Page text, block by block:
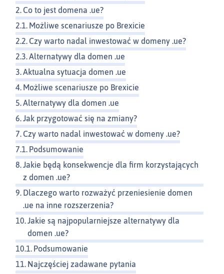
Co to jest domena .ue?
Możliwe scenariusze po Brexicie
Czy warto nadal inwestować w domeny .ue?
Alternatywy dla domen .ue
Aktualna sytuacja domen .ue
Możliwe scenariusze po Brexicie
Alternatywy dla domen .ue
Jak przygotować się na zmiany?
Czy warto nadal inwestować w domeny .ue?
Podsumowanie
Jakie będą konsekwencje dla firm korzystających
z domen .ue?
Dlaczego warto rozważyć przeniesienie domen
.ue na inne rozszerzenia?
Jakie są najpopularniejsze alternatywy dla
domen .ue?
Podsumowanie
Najczęściej zadawane pytania